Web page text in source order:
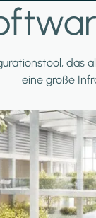
eine große